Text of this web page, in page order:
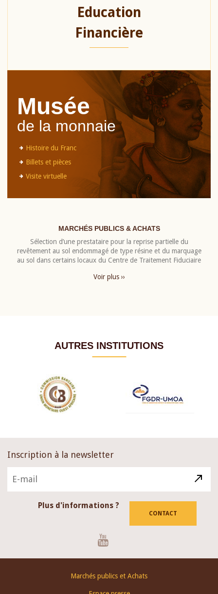
Education
Financière
Musée
de la monnaie
Histoire du Franc
Billets et pièces
Visite virtuelle
MARCHÉS PUBLICS & ACHATS
Sélection d’une prestataire pour la reprise partielle du
revêtement au sol endommagé de type résine et du marquage
au sol dans certains locaux du Centre de Traitement Fiduciaire
Voir plus ››
AUTRES INSTITUTIONS
Inscription à la newsletter
Plus d'informations ?
CONTACT
Marchés publics et Achats